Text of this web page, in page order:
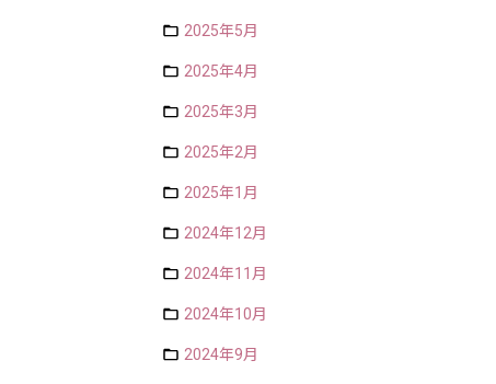
2025年5月
2025年4月
2025年3月
2025年2月
2025年1月
2024年12月
2024年11月
2024年10月
2024年9月